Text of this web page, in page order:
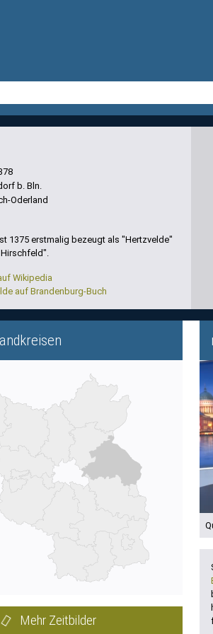
b. Bln.
Oderland
1375 erstmalig bezeugt als "Hertzvelde"
Wikipedia
auf Brandenburg-Buch
Mehr Zeitbilder